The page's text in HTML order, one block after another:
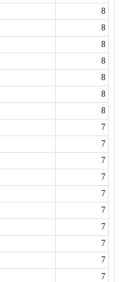
8
8
8
8
8
8
8
7
7
7
7
7
7
7
7
7
7